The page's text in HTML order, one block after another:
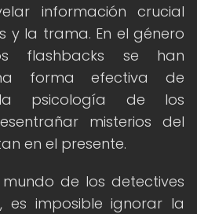
información crucial
y la trama. En el género
flashbacks se han
forma efectiva de
psicología de los
misterios del
en el presente.
de los detectives
es imposible ignorar la